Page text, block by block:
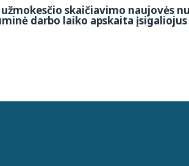
skaičiavimo naujovės
darbo laiko apskaita